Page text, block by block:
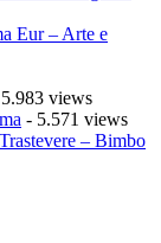
Eur – Arte e
views
- 5.571 views
– Bimbo